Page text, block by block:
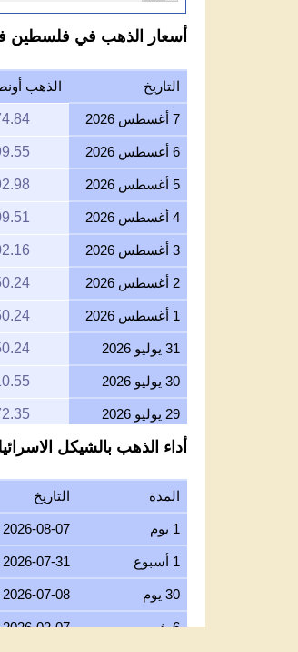
أسعار الذهب في فلسطين في أغسطس 2026 بالشيكل
التاريخ الذهب
7 أغسطس 2026
6 أغسطس 2026
5 أغسطس 2026
4 أغسطس 2026
3 أغسطس 2026
2 أغسطس 2026
1 أغسطس 2026
31 يوليو 2026
30 يوليو 2026
29 يوليو 2026
28 يوليو 2026
27 يوليو 2026
26 يوليو 2026
25 يوليو 2026
24 يوليو 2026
23 يوليو 2026
أداء الذهب بالشيكل الاسرائيلي /
المدة التاريخ
1 يوم 2026-08-07
1 أسبوع 2026-07-31
30 يوم 2026-07-08
6 شهور 2026-02-07